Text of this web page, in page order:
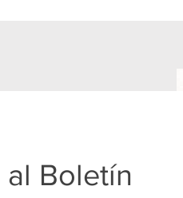
Boletín